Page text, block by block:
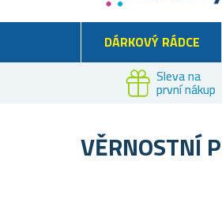
DÁRKOVÝ RÁDCE
Sleva na
první nákup
VĚRNOSTNÍ